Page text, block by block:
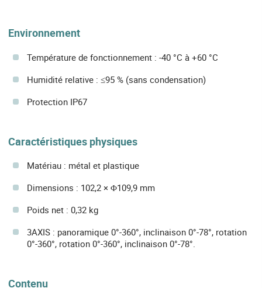
Environnement
Température de fonctionnement : -40 °C à +60 °C
Humidité relative : ≤95 % (sans condensation)
Protection IP67
Caractéristiques physiques
Matériau : métal et plastique
Dimensions : 102,2 × Φ109,9 mm
Poids net : 0,32 kg
3AXIS : panoramique 0°-360°, inclinaison 0°-78°, rotation
0°-360°, rotation 0°-360°, inclinaison 0°-78°.
Contenu